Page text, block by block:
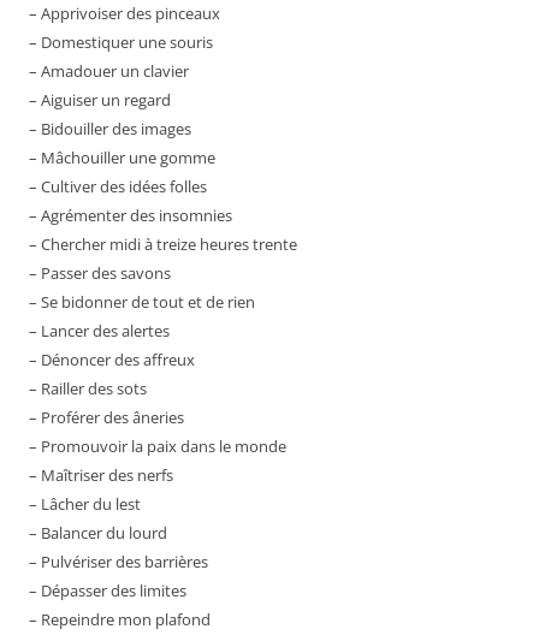
– Apprivoiser des pinceaux
– Domestiquer une souris
– Amadouer un clavier
– Aiguiser un regard
– Bidouiller des images
– Mâchouiller une gomme
– Cultiver des idées folles
– Agrémenter des insomnies
– Chercher midi à treize heures trente
– Passer des savons
– Se bidonner de tout et de rien
– Lancer des alertes
– Dénoncer des affreux
– Railler des sots
– Proférer des âneries
– Promouvoir la paix dans le monde
– Maîtriser des nerfs
– Lâcher du lest
– Balancer du lourd
– Pulvériser des barrières
– Dépasser des limites
– Repeindre mon plafond